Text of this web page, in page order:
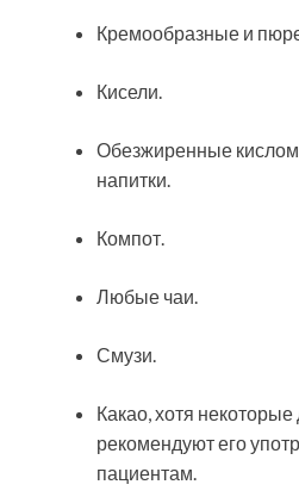
Кремообразные и
Кисели.
Обезжиренные
напитки.
Компот.
Любые чаи.
Смузи.
Какао, хотя некоторые
рекомендуют его
пациентам.